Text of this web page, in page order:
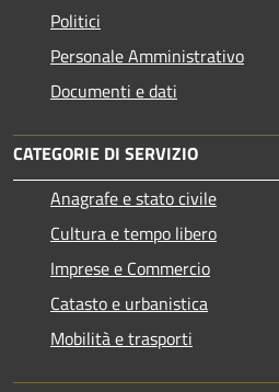
Politici
Personale Amministrativo
Documenti e dati
CATEGORIE DI SERVIZIO
Anagrafe e stato civile
Cultura e tempo libero
Imprese e Commercio
Catasto e urbanistica
Mobilità e trasporti